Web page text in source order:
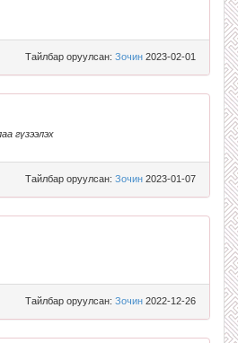
Тайлбар оруулсан: Зочин 2023-02-01
гүзээлэх
Тайлбар оруулсан: Зочин 2023-01-07
Тайлбар оруулсан: Зочин 2022-12-26